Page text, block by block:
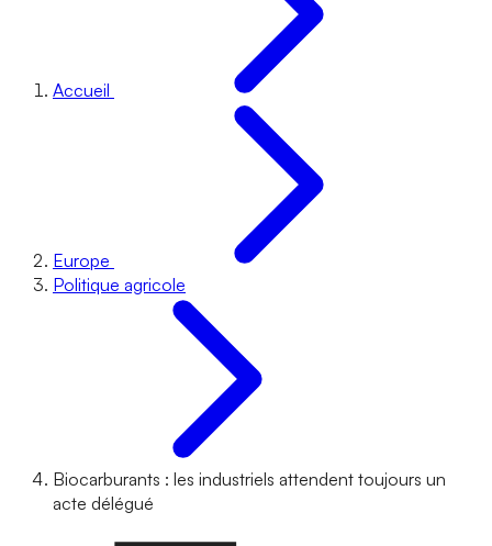
Accueil
Europe
Politique agricole
Biocarburants : les industriels attendent toujours un
acte délégué